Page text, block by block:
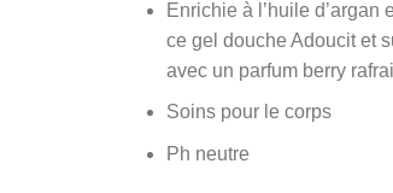
Enrichie à l’huile d’argan
ce gel douche Adoucit et
avec un parfum berry
Soins pour le corps
Ph neutre